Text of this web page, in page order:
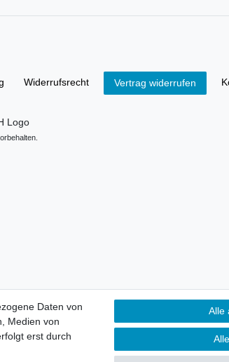
Widerrufs­recht Vertrag widerrufen
Daten von
Medien von
erst durch
Alle